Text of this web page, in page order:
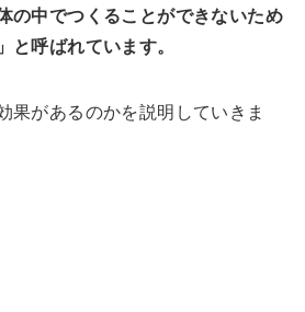
の中でつくることができないため
呼ばれています。
果があるのかを説明していきま